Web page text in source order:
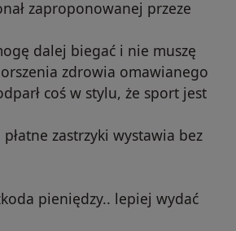
zaproponowanej przeze
dalej biegać i nie muszę
zdrowia omawianego
coś w stylu, że sport jest
zastrzyki wystawia bez
pieniędzy.. lepiej wydać